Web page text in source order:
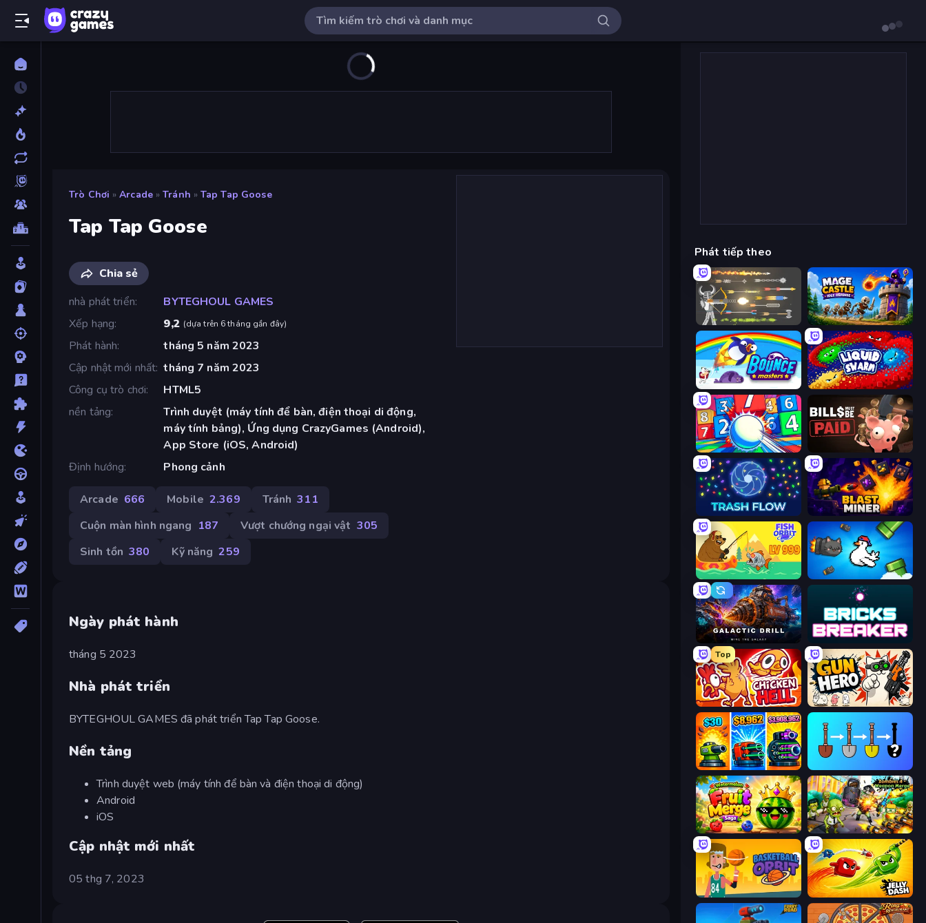
Trò Chơi » Arcade » Tránh » Tap Tap Goose
Tap Tap Goose
Chia sẻ
nhà phát triển
BYTEGHOUL GAMES
Xếp hạng
9,2 (dựa trên 6 tháng gần đây)
Phát hành
tháng 5 năm 2023
Cập nhật mới nhất tháng 7 năm 2023
Công cụ trò chơi
HTML5
nền tảng
Trình duyệt (máy tính để bàn, điện thoại di động,
máy tính bảng), Ứng dụng CrazyGames (Android),
App Store (iOS, Android)
Định hướng
Phong cảnh
Arcade 666 Mobile 2.369 Tránh 311
Cuộn màn hình ngang 187 Vượt chướng ngại vật 305
Sinh tồn 380 Kỹ năng 259
Ngày phát hành
tháng 5 2023
Nhà phát triển
BYTEGHOUL GAMES đã phát triển Tap Tap Goose.
Nền tảng
Trình duyệt web (máy tính để bàn và điện thoại di động)
Android
iOS
Cập nhật mới nhất
05 thg 7, 2023
Phát tiếp theo
Ragdoll Archers Mage Castle Idle Defense
Bouncemasters Liquid Swarm
Entropy Bills Must Be Paid
Trash Flow Blast Miner
Fish Orbit Honk
Galactic Drill Bricks Breaker
Top
Chicken Hell Gun Hero: Cat Survival
Pumpkin Defense: Merge Cannon
Watermelon Fruit Merge Saga Zombies 4 Weapon Merge
Basketball Orbit Jelly Dash